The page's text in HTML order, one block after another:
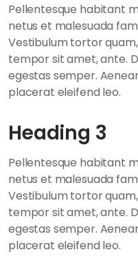
Pellentesque habitant
netus et malesuada
Vestibulum tortor
tempor sit amet, ante.
egestas semper.
placerat eleifend leo.
Heading 3
Pellentesque habitant
netus et malesuada
Vestibulum tortor
tempor sit amet, ante.
egestas semper.
placerat eleifend leo.